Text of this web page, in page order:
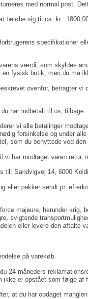
med normal post.
beløbe sig til ca. kr.:
specifikationer
værdi, som skyldes
fysisk butik, men du må
ovenfor, betragter
har indbetalt til os,
vi alle betalinger
forsinkelse og under
som du benyttede ved
har modtaget varen
til: Sandvigvej 14, 6000
eller pakker sendt pr.
majeure, herunder krig,
svigtende
eller levere den aftalte
på varekøb.
24 måneders
ikke er opstået som følge
at du har opdaget